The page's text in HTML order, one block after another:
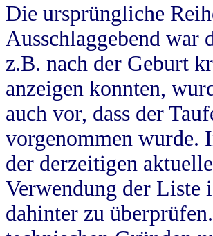
Die ursprüngliche
Ausschlaggebend war
z.B. nach der Geburt
anzeigen konnten,
auch vor, dass der
vorgenommen wurde.
der derzeitigen
Verwendung der Liste
dahinter zu